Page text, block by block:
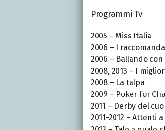
Programmi Tv
2005 – Miss Italia
2006 – I
2006 – Ballando con
2008, 2013 – I
2008 – La talpa
2009 – Poker for
2011 – Derby del
2011-2012 – Attenti